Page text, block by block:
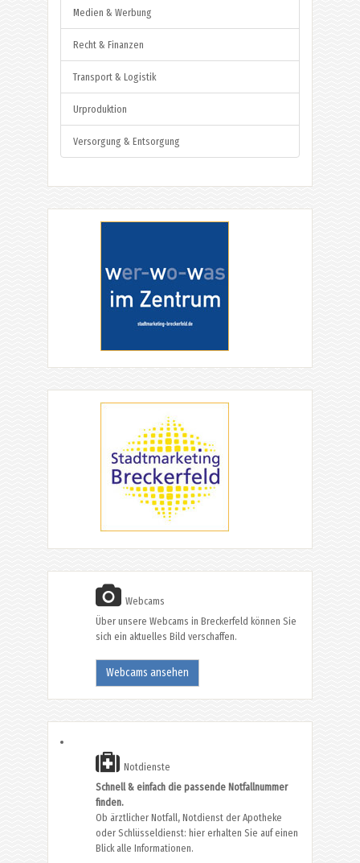
Medien & Werbung
Recht & Finanzen
Transport & Logistik
Urproduktion
Versorgung & Entsorgung
Webcams
Über unsere Webcams in Breckerfeld können Sie
sich ein aktuelles Bild verschaffen.
Webcams ansehen
Notdienste
Schnell & einfach die passende Notfallnummer
finden.
Ob ärztlicher Notfall, Notdienst der Apotheke
oder Schlüsseldienst: hier erhalten Sie auf einen
Blick alle Informationen.